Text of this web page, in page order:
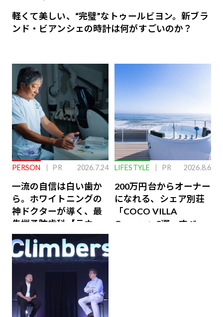
軽くて美しい、“完璧”なトゥールビヨン。新ブラ
ンド・ビアンシェの時計は何がすごいのか？
PERSON PR 2026.7.24
一流の自信は白い歯か
ら。ホワイトニングの
神ドクターが導く、最
先端予防歯科【ラウン
ジ会員特典あり】
LIFESTYLE PR 2026.8.6
200万円台からオーナー
になれる、シェア別荘
「COCO VILLA
Owners」3選。すべて